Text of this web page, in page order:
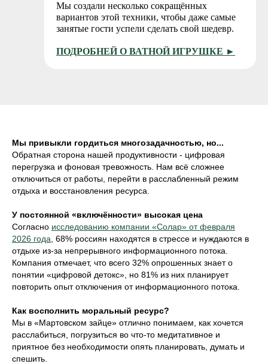
Мы создали несколько сокращённых
вариантов этой техники, чтобы даже самые
занятые гости успели сделать свой шедевр.
ПОДРОБНЕЙ О ВАТНОЙ ИГРУШКЕ ►
Мы привыкли гордиться многозадачностью, но...
Обратная сторона нашей продуктивности - цифровая
перегрузка и фоновая тревожность. Нам всё сложнее
отключиться от работы, перейти в расслабленный режим
отдыха и восстановления ресурса.
У постоянной «включённости» высокая цена
Согласно исследованию компании «Солар» от февраля
2026 года , 68% россиян находятся в стрессе и нуждаются в
отдыхе из-за непрерывного информационного потока.
Компания отмечает, что всего 32% опрошенных знает о
понятии «цифровой детокс», но 81% из них планирует
повторить опыт отключения от информационного потока.
Как восполнить моральный ресурс?
Мы в «Мартовском зайце» отлично понимаем, как хочется
расслабиться, погрузиться во что-то медитативное и
приятное без необходимости опять планировать, думать и
спешить.